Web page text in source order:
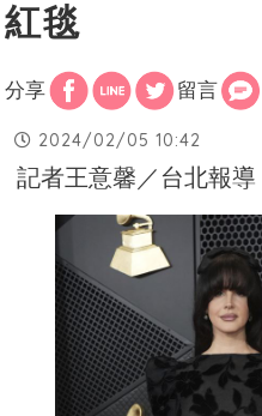
紅毯
分享 留言
2024/02/05 10:42
記者王意馨／台北報導